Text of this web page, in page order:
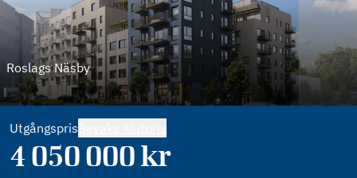
Roslags Näsby
Utgångspris
4 050 000kr